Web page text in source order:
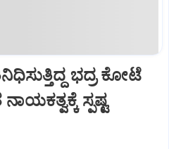
ಭದ್ರ ಕೋಟೆ
ಸ್ಪಷ್ಟ